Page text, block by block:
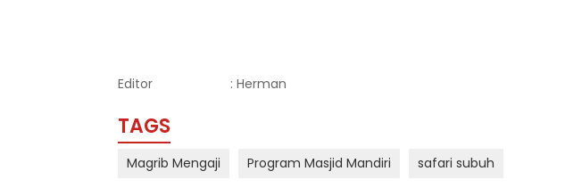
Editor : Herman
TAGS
Magrib Mengaji Program Masjid Mandiri safari subuh